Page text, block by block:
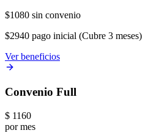
$1080 sin convenio
$2940 pago inicial (Cubre 3 meses)
Ver beneficios
Convenio Full
$ 1160
por mes